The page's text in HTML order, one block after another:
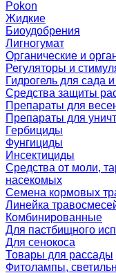
Pokon
Жидкие
Биоудобрения
Лигногумат
Органические и
Регуляторы и
Гидрогель для сада
Средства защиты
Препараты для
Препараты для
Гербициды
Фунгициды
Инсектициды
Средства от моли,
насекомых
Семена кормовых
Линейка
Комбинированные
Для пастбищного
Для сенокоса
Товары для рассады
Фитолампы,